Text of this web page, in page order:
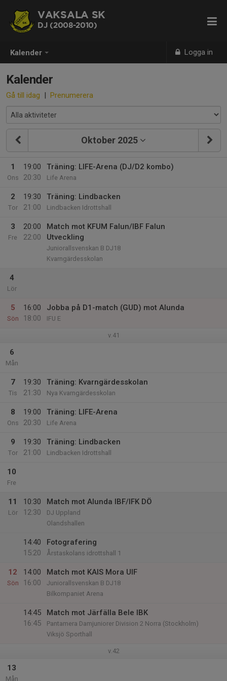
Kalender Logga in
VAKSALA SK
DJ (2008-2010)
Kalender
Gå till idag | Prenumerera
Oktober 2025
1
Ons
19:00
20:30
Träning: LIFE-Arena (DJ/D2 kombo)
Life Arena
2
Tor
19:30
21:00
Träning: Lindbacken
Lindbacken Idrottshall
3
Fre
20:00
22:00
Match mot KFUM Falun/IBF Falun
Utveckling
Juniorallsvenskan B DJ18
Kvarngärdesskolan
4
Lör
5
Sön
16:00
18:00
Jobba på D1-match (GUD) mot Alunda
IFU E
v.41
6
Mån
7
Tis
19:30
21:30
Träning: Kvarngärdesskolan
Nya Kvarngärdesskolan
8
Ons
19:00
20:30
Träning: LIFE-Arena
Life Arena
9
Tor
19:30
21:00
Träning: Lindbacken
Lindbacken Idrottshall
10
Fre
11
Lör
10:30
12:30
Match mot Alunda IBF/IFK DÖ
DJ Uppland
Olandshallen
14:40
15:20
Fotografering
Årstaskolans idrottshall 1
12
Sön
14:00
16:00
Match mot KAIS Mora UIF
Juniorallsvenskan B DJ18
Bilkompaniet Arena
14:45
16:45
Match mot Järfälla Bele IBK
Pantamera Damjuniorer Division 2 Norra (Stockholm)
Viksjö Sporthall
v.42
13
Mån